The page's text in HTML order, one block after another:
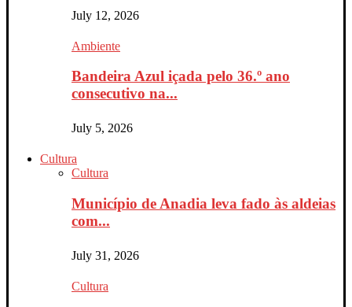
July 12, 2026
Ambiente
Bandeira Azul içada pelo 36.º ano
consecutivo na...
July 5, 2026
Cultura
Cultura
Município de Anadia leva fado às aldeias
com...
July 31, 2026
Cultura